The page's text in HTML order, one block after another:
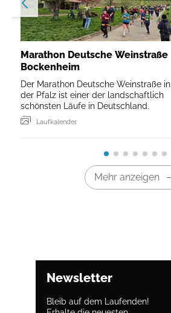
Marathon Deutsche Weinstraße
Bockenheim
Der Marathon Deutsche Weinstraße in
der Pfalz ist einer der landschaftlich
schönsten Läufe in Deutschland.
Laufkalender
Mehr anzeigen
Newsletter
Bleib auf dem Laufenden!